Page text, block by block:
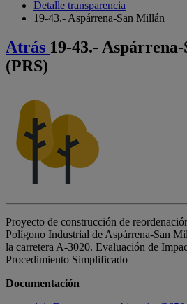
Detalle transparencia
19-43.- Aspárrena-San Millán
Atrás 19-43.-
(PRS)
Proyecto de construcción de
Polígono Industrial de Aspárrena-San
la carretera A-3020. Evaluación de
Procedimiento Simplificado
Documentación